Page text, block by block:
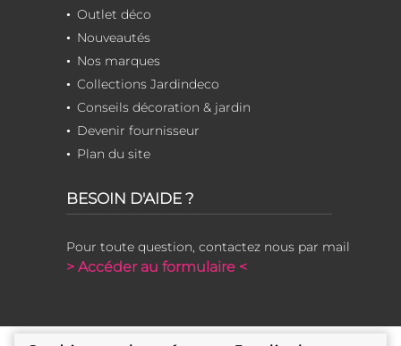
Outlet déco
Nouveautés
Nos marques
Collections Jardindeco
Conseils décoration & jardin
Devenir fournisseur
Plan du site
BESOIN D'AIDE ?
Pour toute question, contactez nous par mail
> Accéder au formulaire <